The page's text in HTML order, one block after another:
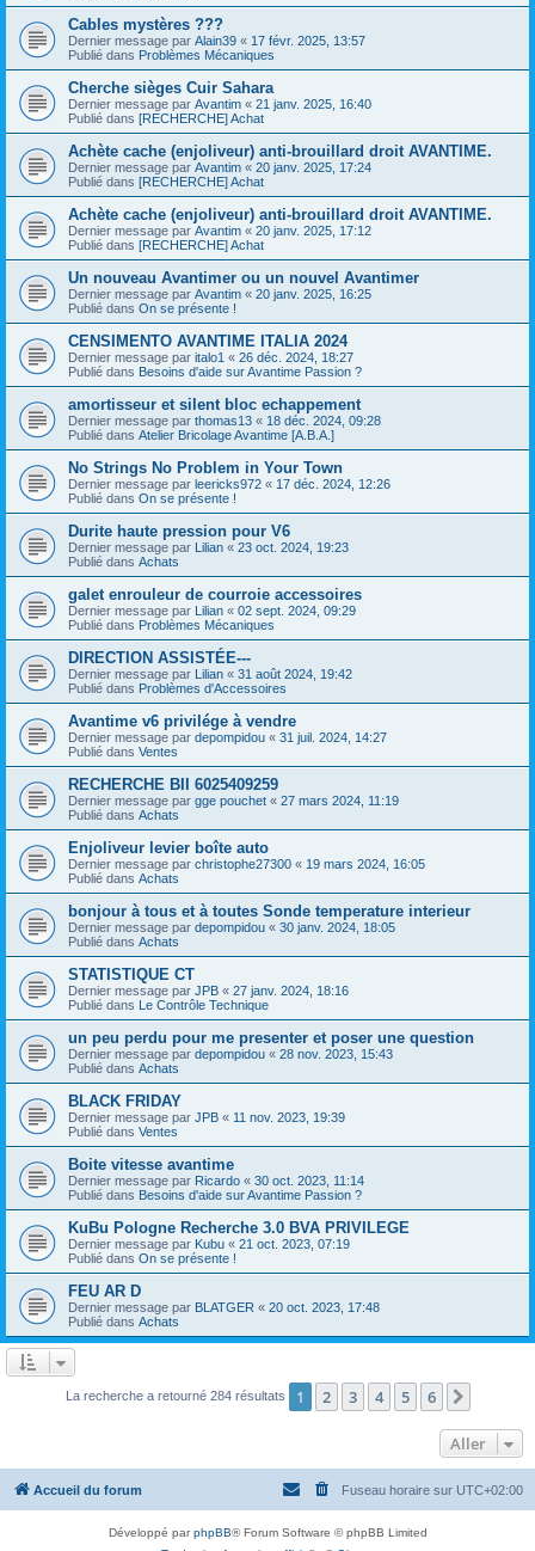
Cables mystères ???
Dernier message par Alain39 « 17 févr. 2025, 13:57
Publié dans Problèmes Mécaniques
Cherche sièges Cuir Sahara
Dernier message par Avantim « 21 janv. 2025, 16:40
Publié dans [RECHERCHE] Achat
Achète cache (enjoliveur) anti-brouillard droit AVANTIME.
Dernier message par Avantim « 20 janv. 2025, 17:24
Publié dans [RECHERCHE] Achat
Achète cache (enjoliveur) anti-brouillard droit AVANTIME.
Dernier message par Avantim « 20 janv. 2025, 17:12
Publié dans [RECHERCHE] Achat
Un nouveau Avantimer ou un nouvel Avantimer
Dernier message par Avantim « 20 janv. 2025, 16:25
Publié dans On se présente !
CENSIMENTO AVANTIME ITALIA 2024
Dernier message par italo1 « 26 déc. 2024, 18:27
Publié dans Besoins d'aide sur Avantime Passion ?
amortisseur et silent bloc echappement
Dernier message par thomas13 « 18 déc. 2024, 09:28
Publié dans Atelier Bricolage Avantime [A.B.A.]
No Strings No Problem in Your Town
Dernier message par leericks972 « 17 déc. 2024, 12:26
Publié dans On se présente !
Durite haute pression pour V6
Dernier message par Lilian « 23 oct. 2024, 19:23
Publié dans Achats
galet enrouleur de courroie accessoires
Dernier message par Lilian « 02 sept. 2024, 09:29
Publié dans Problèmes Mécaniques
DIRECTION ASSISTÉE---
Dernier message par Lilian « 31 août 2024, 19:42
Publié dans Problèmes d'Accessoires
Avantime v6 privilége à vendre
Dernier message par depompidou « 31 juil. 2024, 14:27
Publié dans Ventes
RECHERCHE BII 6025409259
Dernier message par gge pouchet « 27 mars 2024, 11:19
Publié dans Achats
Enjoliveur levier boîte auto
Dernier message par christophe27300 « 19 mars 2024, 16:05
Publié dans Achats
bonjour à tous et à toutes Sonde temperature interieur
Dernier message par depompidou « 30 janv. 2024, 18:05
Publié dans Achats
STATISTIQUE CT
Dernier message par JPB « 27 janv. 2024, 18:16
Publié dans Le Contrôle Technique
un peu perdu pour me presenter et poser une question
Dernier message par depompidou « 28 nov. 2023, 15:43
Publié dans Achats
BLACK FRIDAY
Dernier message par JPB « 11 nov. 2023, 19:39
Publié dans Ventes
Boite vitesse avantime
Dernier message par Ricardo « 30 oct. 2023, 11:14
Publié dans Besoins d'aide sur Avantime Passion ?
KuBu Pologne Recherche 3.0 BVA PRIVILEGE
Dernier message par Kubu « 21 oct. 2023, 07:19
Publié dans On se présente !
FEU AR D
Dernier message par BLATGER « 20 oct. 2023, 17:48
Publié dans Achats
La recherche a retourné 284 résultats 1 2 3 4 5 6
Aller
Accueil du forum Fuseau horaire sur UTC+02:00
Développé parphpBB® Forum Software © phpBB Limited